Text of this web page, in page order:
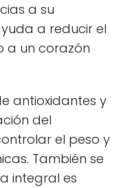
a su
a reducir el
a un corazón
antioxidantes y
del
el peso y
También se
integral es